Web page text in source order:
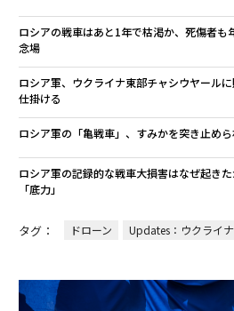
ロシアの戦車はあと1年で枯渇か、死傷者
念場
ロシア軍、ウクライナ東部チャシウヤール
仕掛ける
ロシア軍の「亀戦車」、すみかを突き止め
ロシア軍の記録的な戦車大損害はなぜ起き
「底力」
タグ： ドローン Updates：ウクライ